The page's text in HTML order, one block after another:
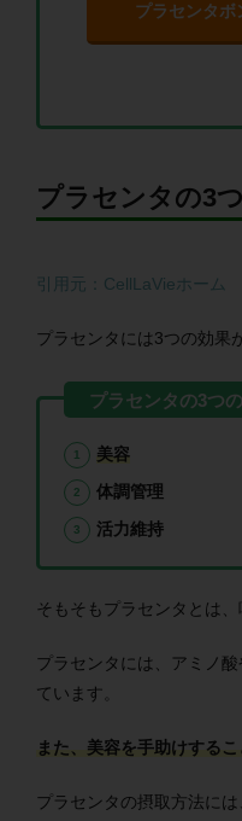
プラセンタボ
プラセンタの3
引用元：CellLaVieホーム
プラセンタには3つの効果
美容
体調管理
活力維持
そもそもプラセンタとは
プラセンタには、アミノ
ています。
また、美容を手助けするこ
プラセンタの摂取方法に